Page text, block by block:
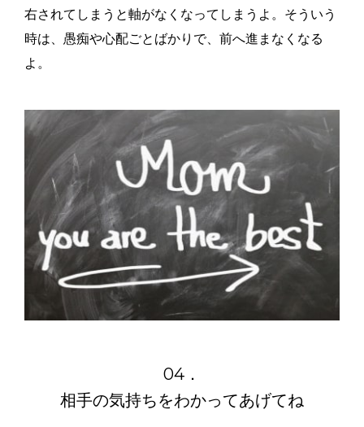
右されてしまうと軸がなくなってしまうよ。そういう
時は、愚痴や心配ごとばかりで、前へ進まなくなる
よ。
04．
相手の気持ちをわかってあげてね